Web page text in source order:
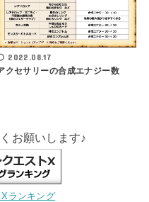
2022.08.17
クセサリーの合成エナジー数
お願いします♪
Xランキング